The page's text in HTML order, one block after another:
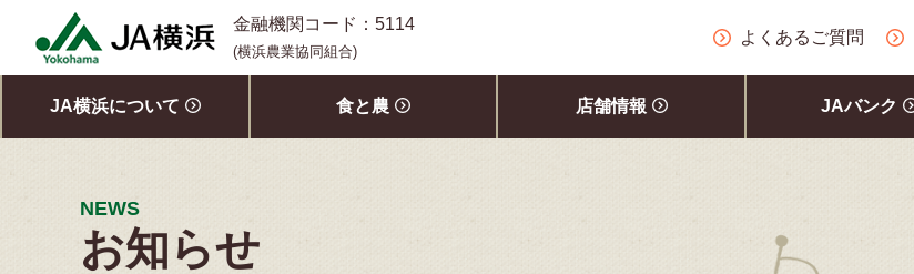
金融機関コード：5114
(横浜農業協同組合)
よくあるご質問
JA横浜について 食と農 店舗情報 JAバンク
NEWS
お知らせ